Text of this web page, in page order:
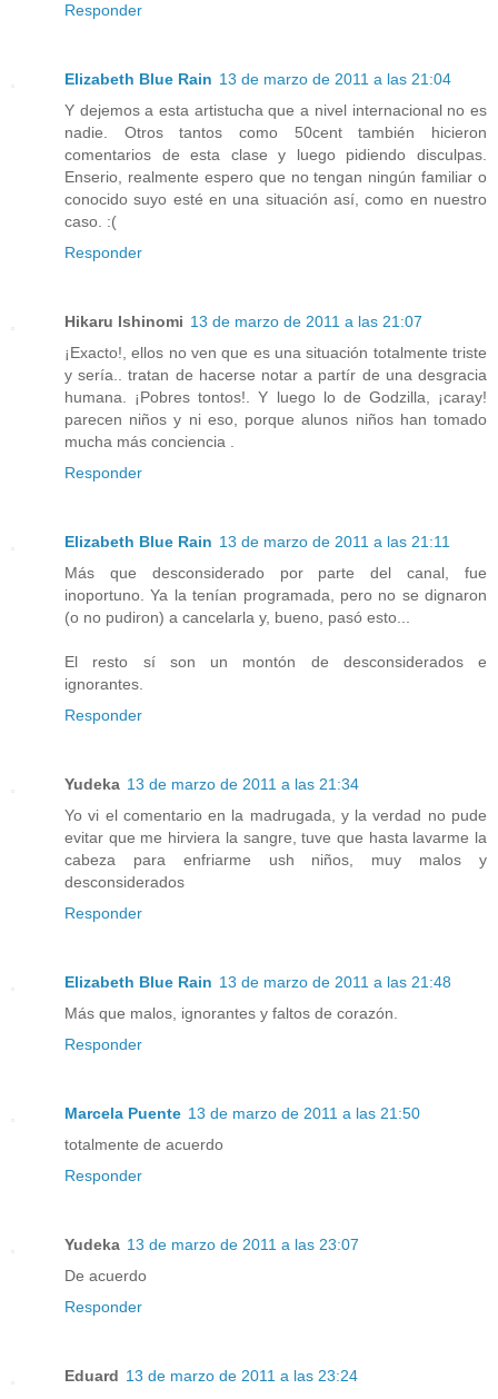
Responder
Elizabeth Blue Rain 13 de marzo de 2011 a las 21:04
Y dejemos a esta artistucha que a nivel internacional no es
nadie. Otros tantos como 50cent también hicieron
comentarios de esta clase y luego pidiendo disculpas.
Enserio, realmente espero que no tengan ningún familiar o
conocido suyo esté en una situación así, como en nuestro
caso. :(
Responder
Hikaru Ishinomi 13 de marzo de 2011 a las 21:07
¡Exacto!, ellos no ven que es una situación totalmente triste
y sería.. tratan de hacerse notar a partír de una desgracia
humana. ¡Pobres tontos!. Y luego lo de Godzilla, ¡caray!
parecen niños y ni eso, porque alunos niños han tomado
mucha más conciencia .
Responder
Elizabeth Blue Rain 13 de marzo de 2011 a las 21:11
Más que desconsiderado por parte del canal, fue
inoportuno. Ya la tenían programada, pero no se dignaron
(o no pudiron) a cancelarla y, bueno, pasó esto...
El resto sí son un montón de desconsiderados e
ignorantes.
Responder
Yudeka 13 de marzo de 2011 a las 21:34
Yo vi el comentario en la madrugada, y la verdad no pude
evitar que me hirviera la sangre, tuve que hasta lavarme la
cabeza para enfriarme ush niños, muy malos y
desconsiderados
Responder
Elizabeth Blue Rain 13 de marzo de 2011 a las 21:48
Más que malos, ignorantes y faltos de corazón.
Responder
Marcela Puente 13 de marzo de 2011 a las 21:50
totalmente de acuerdo
Responder
Yudeka 13 de marzo de 2011 a las 23:07
De acuerdo
Responder
Eduard 13 de marzo de 2011 a las 23:24